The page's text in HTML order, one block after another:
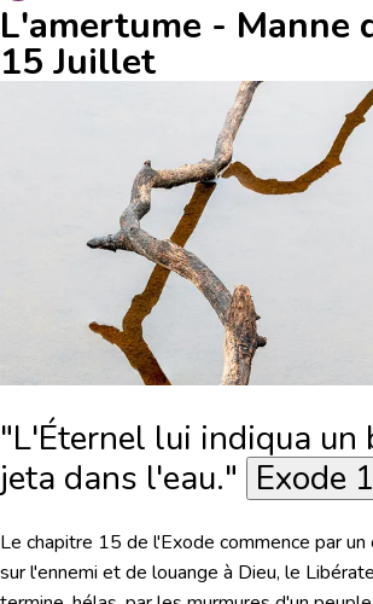
L'amertume - Manne
15 Juillet
"L'Éternel lui indiqua un
jeta dans l'eau." Exode
Le chapitre 15 de l'Exode commence par
sur l'ennemi et de louange à Dieu, le